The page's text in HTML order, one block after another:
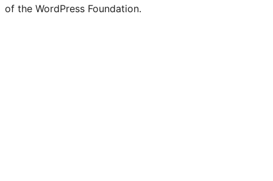
of the WordPress Foundation.